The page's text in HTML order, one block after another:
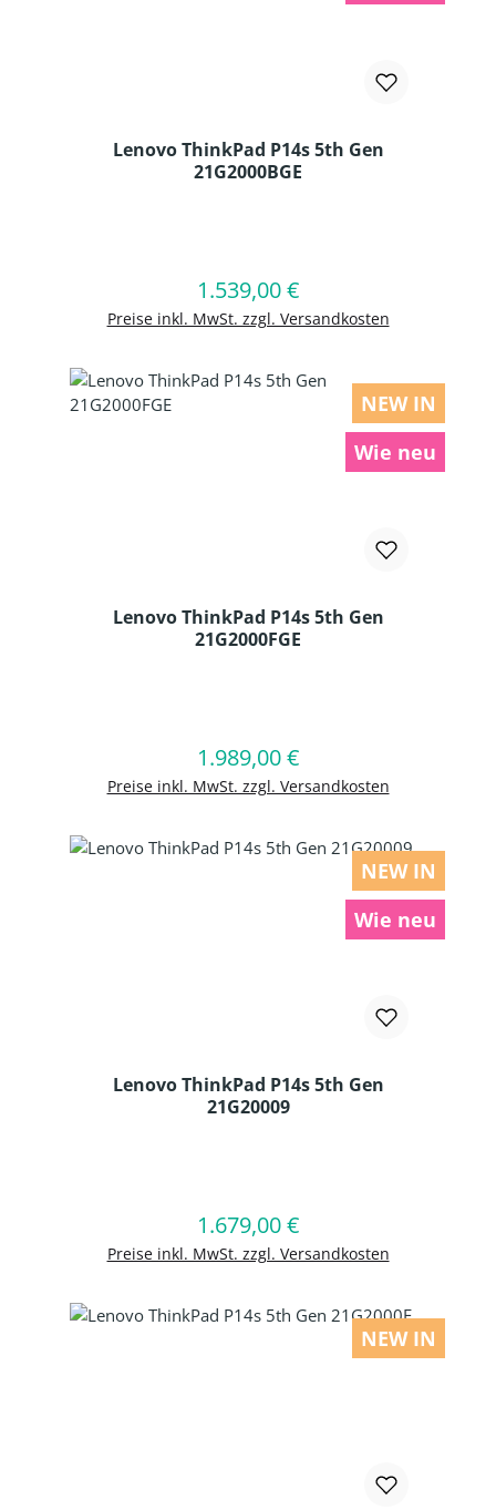
Lenovo ThinkPad P14s 5th Gen
21G2000BGE
Regulärer Preis:
1.539,00 €
Preise inkl. MwSt. zzgl. Versandkosten
In den Warenkorb
NEW IN
Wie neu
Lenovo ThinkPad P14s 5th Gen
21G2000FGE
Regulärer Preis:
1.989,00 €
Preise inkl. MwSt. zzgl. Versandkosten
In den Warenkorb
NEW IN
Wie neu
Lenovo ThinkPad P14s 5th Gen
21G20009
Regulärer Preis:
1.679,00 €
Preise inkl. MwSt. zzgl. Versandkosten
In den Warenkorb
NEW IN